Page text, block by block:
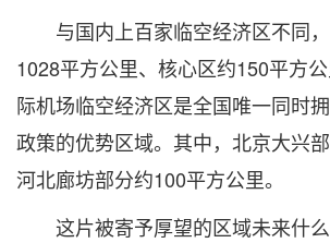
与国内上百家临空经济区不同，
1028平方公里、核心区约150平方
际机场临空经济区是全国唯一同时
政策的优势区域。其中，北京大兴部
河北廊坊部分约100平方公里。
这片被寄予厚望的区域未来什么